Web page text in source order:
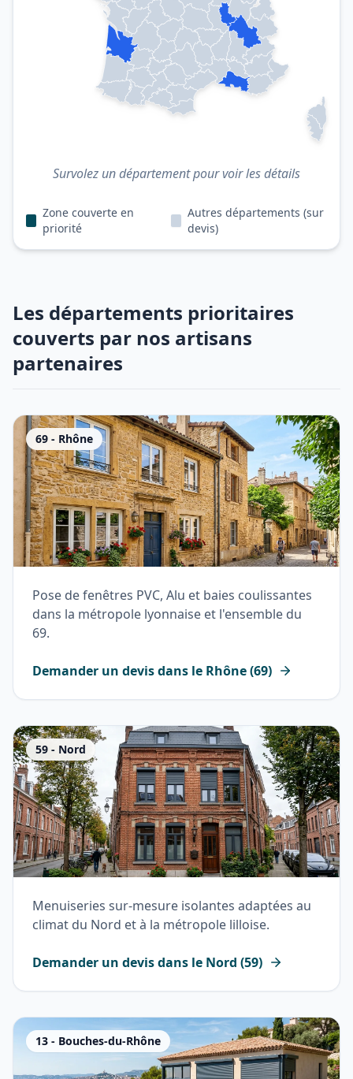
Survolez un département pour voir les détails
Zone couverte en
priorité
Autres départements (sur
devis)
Les départements prioritaires
couverts par nos artisans
partenaires
69 - Rhône
Pose de fenêtres PVC, Alu et baies coulissantes
dans la métropole lyonnaise et l'ensemble du
69.
Demander un devis dans le Rhône(69)
59 - Nord
Menuiseries sur-mesure isolantes adaptées au
climat du Nord et à la métropole lilloise.
Demander un devis dans le Nord (59)
13 - Bouches-du-Rhône